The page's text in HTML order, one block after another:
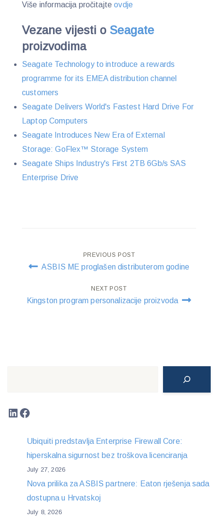
Više informacija pročitajteovdje
Vezane vijesti o Seagate
proizvodima
Seagate Technology to introduce a rewards
programme for its EMEA distribution channel
customers
Seagate Delivers World's Fastest Hard Drive For
Laptop Computers
Seagate Introduces New Era of External
Storage: GoFlex™ Storage System
Seagate Ships Industry's First 2TB 6Gb/s SAS
Enterprise Drive
Post
navigation
PREVIOUS POST
ASBIS ME proglašen distributerom godine
NEXT POST
Kingston program personalizacije proizvoda
LinkedIn
Facebook
Ubiquiti predstavlja Enterprise Firewall Core:
hiperskalna sigurnost bez troškova licenciranja
July 27, 2026
Nova prilika za ASBIS partnere: Eaton rješenja sada
dostupna u Hrvatskoj
July 8, 2026